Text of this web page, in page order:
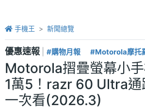
手機王 新聞總覽
優惠速報 #購物月報 #Motorola摩托
Motorola摺疊螢幕小
1萬5！razr 60 Ultra通
一次看(2026.3)